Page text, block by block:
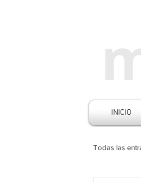
INICIO
Todas las